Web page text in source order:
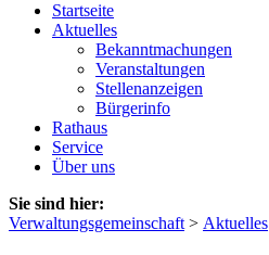
Startseite
Aktuelles
Bekanntmachungen
Veranstaltungen
Stellenanzeigen
Bürgerinfo
Rathaus
Service
Über uns
Sie sind hier:
Verwaltungsgemeinschaft > Aktuelles